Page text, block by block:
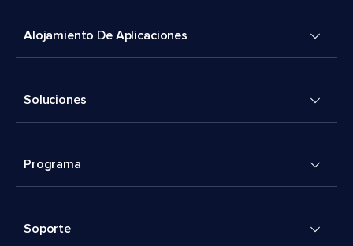
Alojamiento De Aplicaciones
Soluciones
Programa
Soporte